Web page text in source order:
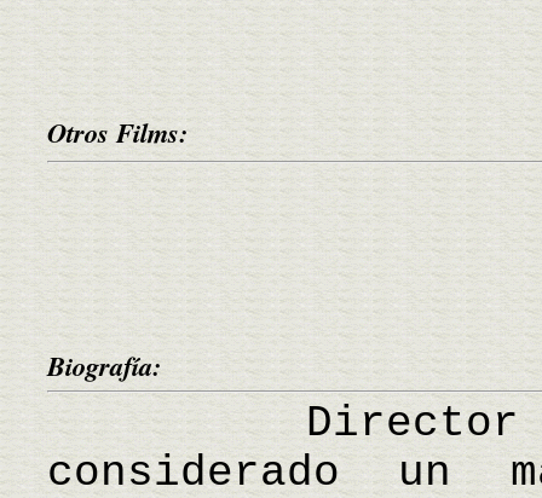
Otros Films:
Biografía:
Director de
considerado un